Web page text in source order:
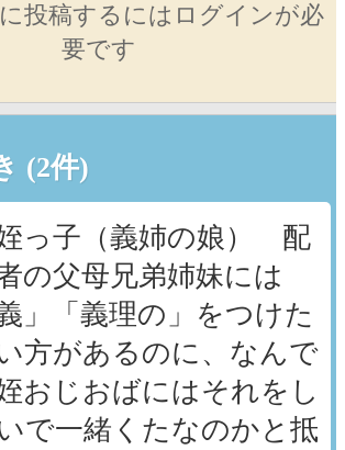
投稿するにはログインが必
要です
(2件)
っ子（義姉の娘） 配
の父母兄弟姉妹には
義」「義理の」をつけた
方があるのに、なんで
おじおばにはそれをし
で一緒くたなのかと抵